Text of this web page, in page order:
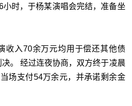
时，于杨某演唱会完结，准备坐
收入70余万元均用于偿还其他债
。 经过连夜协商，双方终于凌晨
场支付54万余元，并承诺剩余金